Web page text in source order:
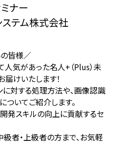
ナー
ステム株式会社
皆様／
気があった名人+（Plus）未
けいたします！
対する処理方法や、画像認識
いてご紹介します。
発スキルの向上に貢献するセ
者・上級者の方まで、お気軽